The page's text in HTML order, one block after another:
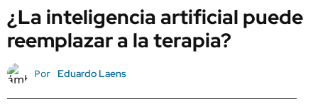
¿La inteligencia artificial puede
reemplazar a la terapia?
Por Eduardo Laens